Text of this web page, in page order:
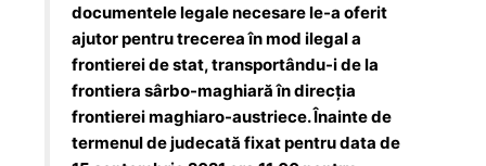
documentele legale necesare le-a oferit
ajutor pentru trecerea în mod ilegal a
frontierei de stat, transportându-i de la
frontiera sârbo-maghiară în direcţia
frontierei maghiaro-austriece. Înainte de
termenul de judecată fixat pentru data de